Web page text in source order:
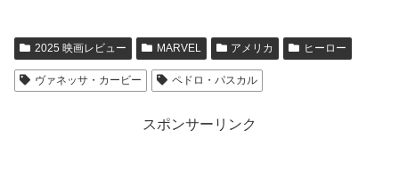
2025 映画レビュー MARVEL アメリカ ヒーロー
ヴァネッサ・カービー ペドロ・パスカル
スポンサーリンク